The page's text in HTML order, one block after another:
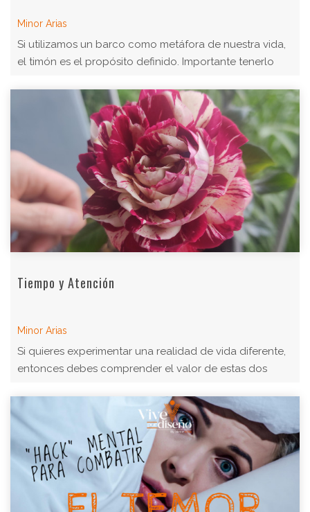
Minor Arias
Si utilizamos un barco como metáfora de nuestra vida,
el timón es el propósito definido. Importante tenerlo
Tiempo y Atención
Minor Arias
Si quieres experimentar una realidad de vida diferente,
entonces debes comprender el valor de estas dos